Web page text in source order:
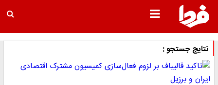
نتایج جستجو :